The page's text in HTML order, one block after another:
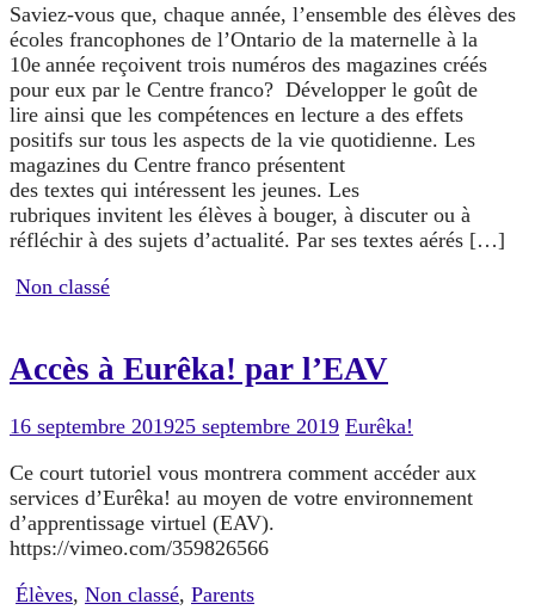
Saviez-vous que, chaque année, l’ensemble des élèves des
écoles francophones de l’Ontario de la maternelle à la
10e année reçoivent trois numéros des magazines créés
pour eux par le Centre franco? Développer le goût de
lire ainsi que les compétences en lecture a des effets
positifs sur tous les aspects de la vie quotidienne. Les
magazines du Centre franco présentent
des textes qui intéressent les jeunes. Les
rubriques invitent les élèves à bouger, à discuter ou à
réfléchir à des sujets d’actualité. Par ses textes aérés […]
Non classé
Accès à Eurêka! par l’EAV
16 septembre 201925 septembre 2019 Eurêka!
Ce court tutoriel vous montrera comment accéder aux
services d’Eurêka! au moyen de votre environnement
d’apprentissage virtuel (EAV).
https://vimeo.com/359826566
Élèves, Non classé, Parents